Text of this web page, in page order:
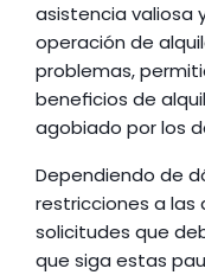
asistencia valiosa
operación de
problemas,
beneficios de
agobiado por los
Dependiendo de
restricciones a las
solicitudes que
que siga estas